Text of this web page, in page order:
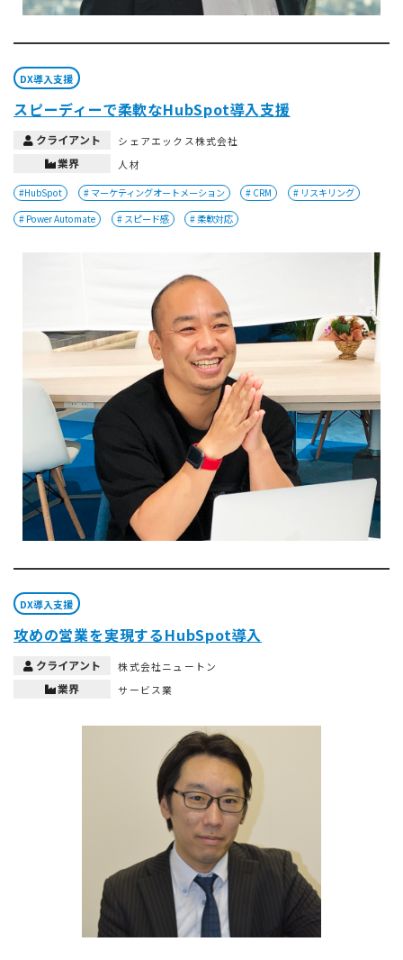
DX導入支援
スピーディーで柔軟なHubSpot導入支援
クライアント シェアエックス株式会社
業界 人材
#HubSpot # マーケティングオートメーション # CRM
# リスキリング
# Power Automate
# スピード感 # 柔軟対応
DX導入支援
攻めの営業を実現するHubSpot導入
クライアント 株式会社ニュートン
業界 サービス業